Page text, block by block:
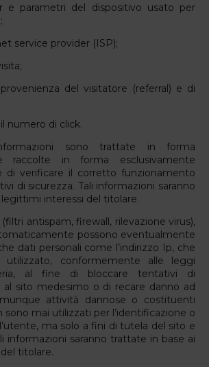
e parametri del dispositivo usato per
service provider (ISP);
del visitatore (referral) e di
numero di click.
sono trattate in forma
raccolte in forma esclusivamente
di verificare il corretto funzionamento
di sicurezza. Tali informazioni saranno
interessi del titolare.
antispam, firewall, rilevazione virus),
possono eventualmente
dati personali come l’indirizzo Ip, che
utilizzato, conformemente alle leggi
al fine di bloccare tentativi di
sito medesimo o di recare danno ad
attività dannose o costituenti
sono mai utilizzati per l’identificazione o
ma solo a fini di tutela del sito e
informazioni saranno trattate in base ai
titolare.